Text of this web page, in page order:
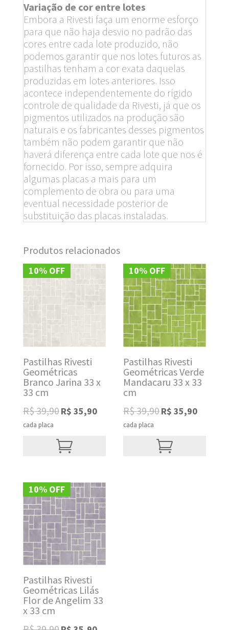
Variação de cor entre lotes
Embora a Rivesti faça um enorme esforço
para que não haja desvio no padrão das
cores entre cada lote produzido, não
podemos garantir que nos lotes futuros as
pastilhas tenham a cor exata daquelas
produzidas em lotes anteriores. Isso
acontece independentemente do rígido
controle de qualidade da Rivesti, já que os
pigmentos utilizados na produção são
naturais e os fabricantes desses pigmentos
também não podem garantir que não
haverá diferença entre cada lote que nos é
fornecido. Por isso, sempre adquira
algumas placas a mais para um
complemento de obra ou para uma
eventual necessidade posterior de
substituição das placas instaladas.
Produtos relacionados
10% OFF
Pastilhas Rivesti
Geométricas
Branco Jarina 33 x
33 cm
R$39,90 Original
R$ 39,90.
R$ 35,90Current
cada placa
10% OFF
Pastilhas Rivesti
Geométricas Verde
Mandacaru 33 x 33
cm
R$39,90 Original
R$ 39,90.
R$ 35,90
cada placa
10% OFF
Pastilhas Rivesti
Geométricas Lilás
Flor de Angelim 33
x 33 cm
Original
Current